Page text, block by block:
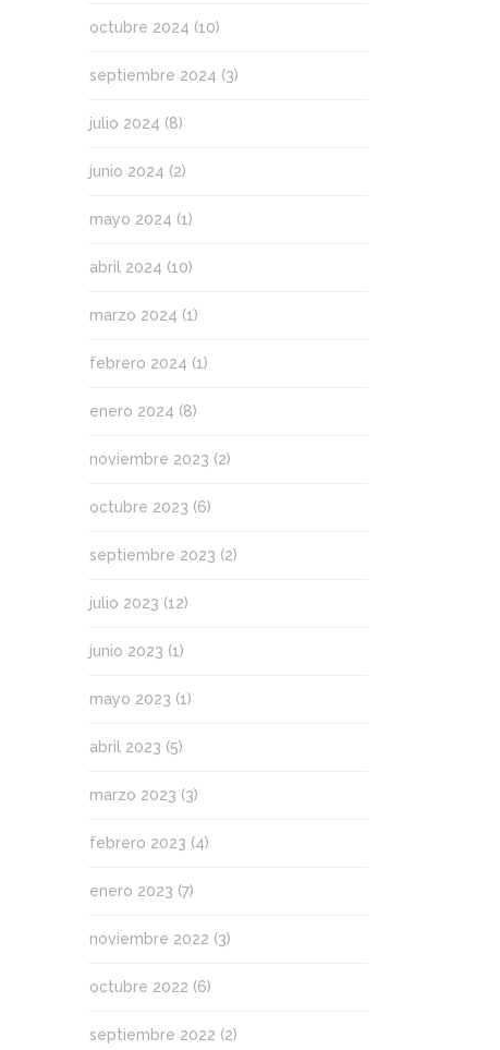
octubre 2024 (10)
septiembre 2024 (3)
julio 2024 (8)
junio 2024 (2)
mayo 2024 (1)
abril 2024 (10)
marzo 2024 (1)
febrero 2024 (1)
enero 2024 (8)
noviembre 2023 (2)
octubre 2023 (6)
septiembre 2023 (2)
julio 2023 (12)
junio 2023 (1)
mayo 2023 (1)
abril 2023 (5)
marzo 2023 (3)
febrero 2023 (4)
enero 2023 (7)
noviembre 2022 (3)
octubre 2022 (6)
septiembre 2022 (2)